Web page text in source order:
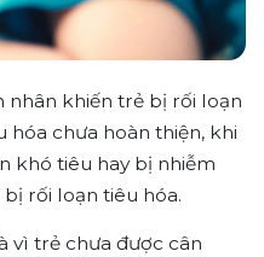
nhân khiến trẻ bị rối loạn
chưa hoàn thiện, khi
khó tiêu hay bị nhiễm
rối loạn tiêu hóa.
vì trẻ chưa được cân